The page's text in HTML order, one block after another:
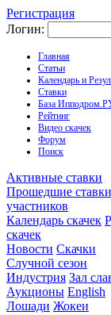
Регистрация
Логин:
Главная
Статьи
Календарь и
Ставки
База
Рейтинг
Видео скачек
Форум
Поиск
Активные ставки
Прошедшие ставки
участников
Календарь скачек
скачек
Новости Скачки
Случной сезон
Индустрия Зал
Аукционы English
Лошади Жокеи